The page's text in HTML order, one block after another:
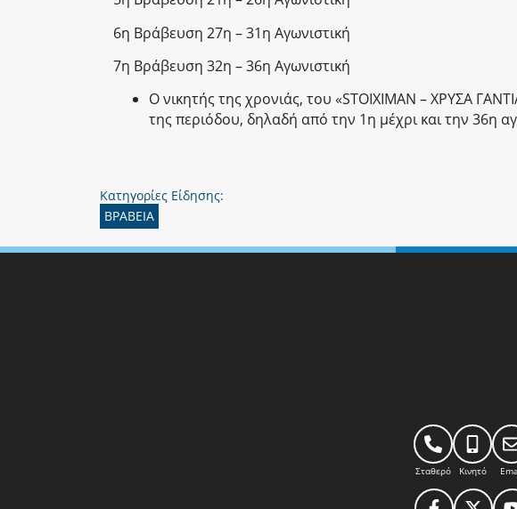
6η Βράβευση 27η – 31η Αγωνιστική
7η Βράβευση 32η – 36η Αγωνιστική
Ο νικητής της χρονιάς, του «STOIXIMAN – ΧΡΥΣΑ
της περιόδου, δηλαδή από την 1η μέχρι και την 36η
Κατηγορίες Είδησης:
ΒΡΑΒΕΙΑ
Σταθερό Κινητό